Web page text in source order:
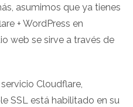
asumimos que ya tienes
+ WordPress en
web se sirve a través de
Cloudflare,
SSL está habilitado en su